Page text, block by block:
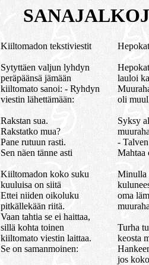
Kiiltomadon tekstiviestit
Sytyttäen valjun lyhdyn
peräpäänsä jämään
kiiltomato sanoi: - Ryhdyn
viestin lähettämään:
Rakstan sua.
Rakstatko mua?
Pane rutuun rasti.
Sen näen tänne asti
Kiiltomadon koko suku
kuuluisa on siitä
Ettei niiden oikoluku
pitkällekään riitä.
Vaan tahtia se ei haittaa,
sillä kohta toinen
kiiltomato viestin laittaa.
Se on samanmoinen:
lauloi
oli
Syksy
-
Mahtaa
Minulla
oma
Turha
keosta
jos